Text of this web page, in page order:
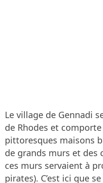
Le village de Gennadi
de Rhodes et
pittoresques maisons
de grands murs et des
ces murs servaient à
pirates). C’est ici que